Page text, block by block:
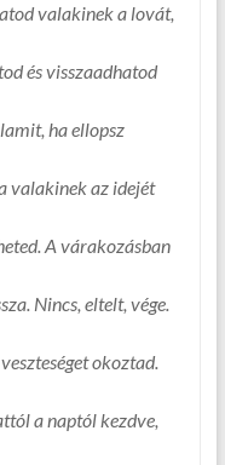
valakinek a lovát,
és visszaadhatod
ha ellopsz
valakinek az idejét
A várakozásban
Nincs, eltelt, vége.
okoztad.
a naptól kezdve,